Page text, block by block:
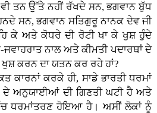
ਵੀ ਤਨ ਉੱਤੇ ਨਹੀਂ ਰੱਖਦੇ ਸਨ, ਭਗਵਾਨ ਬੁੱਧ
ਸਨ, ਭਗਵਾਨ ਸਤਿਗੁਰੂ ਨਾਨਕ ਦੇਵ ਜੀ
ਕੇ ਅਤੇ ਕੋਧਰੇ ਦੀ ਰੋਟੀ ਖਾ ਕੇ ਖੁਸ਼ ਹੁੰਦੇ
ਨਾਲ ਅਤੇ ਕੀਮਤੀ ਪਦਾਰਥਾਂ ਦੇ
ਕਰਨ ਦਾ ਯਤਨ ਕਰ ਰਹੇ ਹਾਂ?
ਕਾਰਨਾਂ ਕਰਕੇ ਹੀ, ਸਾਡੇ ਭਾਰਤੀ ਧਰਮਾਂ
ਦੇ ਅਨੁਯਾਈਆਂ ਦੀ ਗਿਣਤੀ ਘਟੀ ਹੈ ਅਤੇ
ਧਰਮਾਂਤਰਣ ਹੋਇਆ ਹੈ। ਅਸੀਂ ਲੋਕਾਂ ਨੂੰ